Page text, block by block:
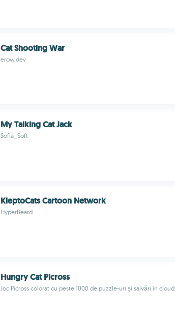
Cat Shooting War
erow.dev
My Talking Cat Jack
Sofia_Soft
KleptoCats Cartoon Network
HyperBeard
Hungry Cat Picross
Joc Picross colorat cu peste 1000 de puzzle-uri și salvări în cloud